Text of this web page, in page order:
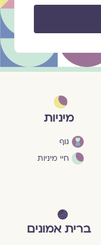
מיניות
גוף
חיי מיניות
ברית אמונים